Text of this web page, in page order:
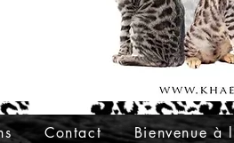
Contact Bienvenue à